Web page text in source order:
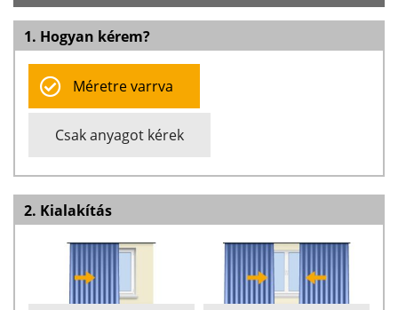
1. Hogyan kérem?
Méretre varrva
Csak anyagot kérek
2. Kialakítás